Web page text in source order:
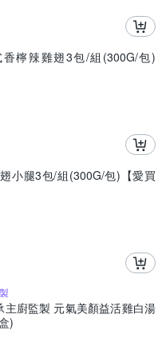
香檸辣雞翅3包/組(300G/包)
小腿3包/組(300G/包)【愛買
主廚監製 元氣美顏益活雞白湯
)